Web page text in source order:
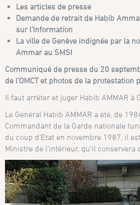
Les articles de presse
Demande de retrait de Habib
sur l’Information
La ville de Genève indignée par la
Ammar au SMSI
Communiqué de presse du 20
de l’OMCT et photos de la protestation
Il faut arrêter et juger Habib AMMAR à
Le Général Habib AMMAR a été, de
Commandant de la Garde nationale
du coup d’Etat en novembre 1987, il
Ministre de l’intérieur, qu’il conservera